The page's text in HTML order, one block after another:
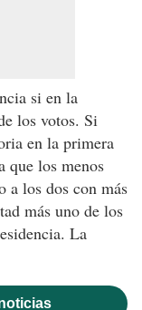
si en la
los votos. Si
en la primera
que los menos
a los dos con más
más uno de los
La